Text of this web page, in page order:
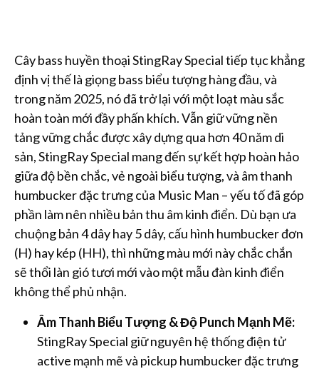
Cây bass huyền thoại StingRay Special tiếp tục khẳng
định vị thế là giọng bass biểu tượng hàng đầu, và
trong năm 2025, nó đã trở lại với một loạt màu sắc
hoàn toàn mới đầy phấn khích. Vẫn giữ vững nền
tảng vững chắc được xây dựng qua hơn 40 năm di
sản, StingRay Special mang đến sự kết hợp hoàn hảo
giữa độ bền chắc, vẻ ngoài biểu tượng, và âm thanh
humbucker đặc trưng của Music Man – yếu tố đã góp
phần làm nên nhiều bản thu âm kinh điển. Dù bạn ưa
chuộng bản 4 dây hay 5 dây, cấu hình humbucker đơn
(H) hay kép (HH), thì những màu mới này chắc chắn
sẽ thổi làn gió tươi mới vào một mẫu đàn kinh điển
không thể phủ nhận.
Âm Thanh Biểu Tượng & Độ Punch Mạnh Mẽ:
StingRay Special giữ nguyên hệ thống điện tử
active mạnh mẽ và pickup humbucker đặc trưng